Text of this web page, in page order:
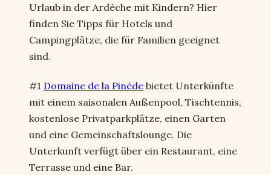
Urlaub in der Ardèche mit Kindern? Hier
finden Sie Tipps für Hotels und
Campingplätze, die für Familien geeignet
sind.
#1 Domaine de la Pinède bietet Unterkünfte
mit einem saisonalen Außenpool, Tischtennis,
kostenlose Privatparkplätze, einen Garten
und eine Gemeinschaftslounge. Die
Unterkunft verfügt über ein Restaurant, eine
Terrasse und eine Bar.